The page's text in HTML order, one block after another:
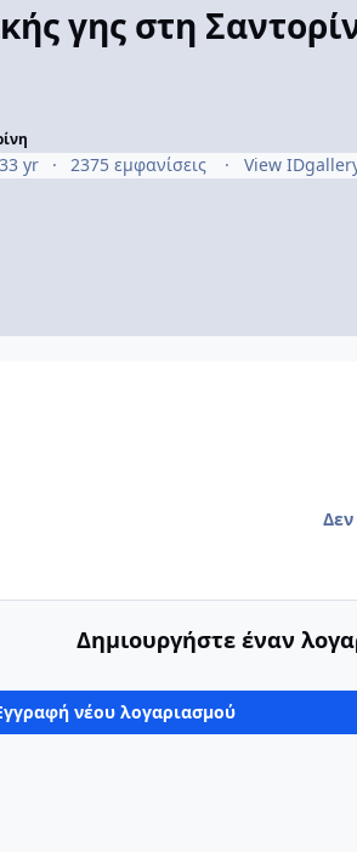
γης στη
3 yr 2375 εμφανίσεις View
Δημιουργήστε έναν
νέου λογαριασμού